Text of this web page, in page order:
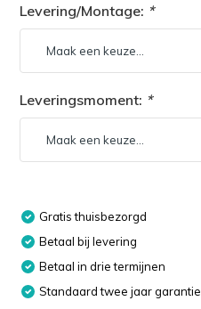
Levering/Montage: *
Leveringsmoment: *
Gratis thuisbezorgd
Betaal bij levering
Betaal in drie termijnen
Standaard twee jaar garantie